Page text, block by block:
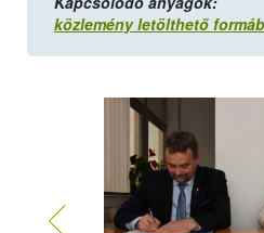
közlemény letölthető